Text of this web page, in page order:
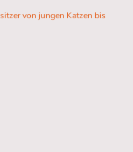
von jungen Katzen bis